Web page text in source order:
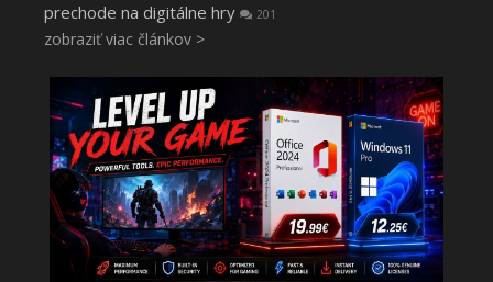
prechode na digitálne hry
201
zobraziť viac článkov >